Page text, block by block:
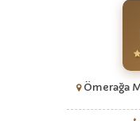
Ömerağa